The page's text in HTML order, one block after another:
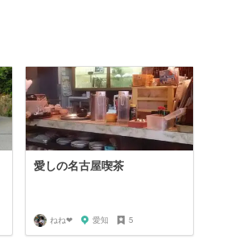
愛しの名古屋喫茶
ねね‪‪❤︎‬ 愛知 5